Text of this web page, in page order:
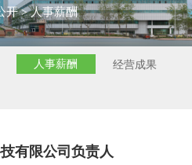
开>人事薪酬
人事薪酬
经营成果
有限公司负责人